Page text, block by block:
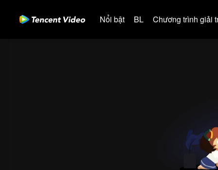
Nổi bật BL Chương trình giải